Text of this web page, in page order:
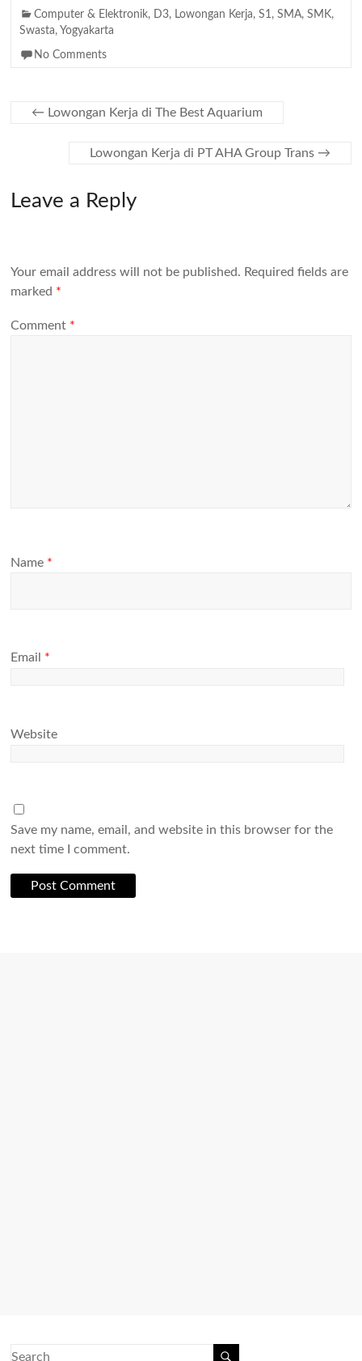
Computer & Elektronik, D3, Lowongan Kerja,S1,SMA,SMK,
Swasta, Yogyakarta
No Comments
← Lowongan Kerja di The Best Aquarium
Lowongan Kerja di PT AHA Group Trans →
Leave a Reply
Your email address will not be published. Required fields are
marked *
Comment *
Name *
Email *
Website
Save my name, email, and website in this browser for the
next time I comment.